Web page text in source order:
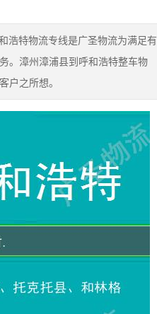
浩特物流专线是广圣物流为满足有
。漳州漳浦县到呼和浩特整车物
户之所想。